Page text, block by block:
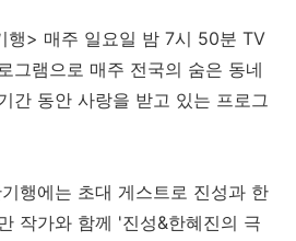
행> 매주 일요일 밤 7시 50분 TV
그램으로 매주 전국의 숨은 동네
간 동안 사랑을 받고 있는 프로그
행에는 초대 게스트로 진성과 한
작가와 함께 '진성&한혜진의 극